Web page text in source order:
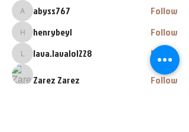
abyss767
abyss767 Follow
henrybeyl
henrybeyl Follow
lava.lavalol228
lava.lavalol228 Follow
Zarez Zarez
Follow